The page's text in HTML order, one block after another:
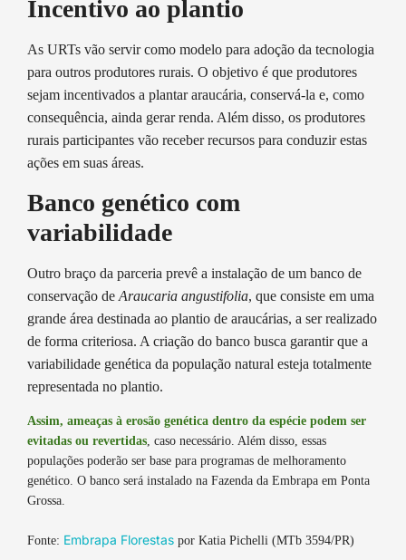
Incentivo ao plantio
As URTs vão servir como modelo para adoção da tecnologia
para outros produtores rurais. O objetivo é que produtores
sejam incentivados a plantar araucária, conservá-la e, como
consequência, ainda gerar renda. Além disso, os produtores
rurais participantes vão receber recursos para conduzir estas
ações em suas áreas.
Banco genético com
variabilidade
Outro braço da parceria prevê a instalação de um banco de
conservação de Araucaria angustifolia, que consiste em uma
grande área destinada ao plantio de araucárias, a ser realizado
de forma criteriosa. A criação do banco busca garantir que a
variabilidade genética da população natural esteja totalmente
representada no plantio.
Assim, ameaças à erosão genética dentro da espécie podem ser
evitadas ou revertidas, caso necessário. Além disso, essas
populações poderão ser base para programas de melhoramento
genético. O banco será instalado na Fazenda da Embrapa em Ponta
Grossa.
Fonte: Embrapa Florestas por Katia Pichelli (MTb 3594/PR)